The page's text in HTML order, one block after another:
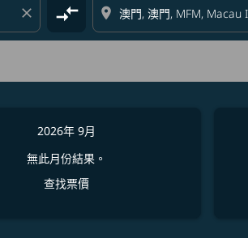
close compare_arrows location_on
2026年 9月
無此月份結果。
查找票價